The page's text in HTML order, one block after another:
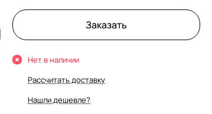
Заказать
Нет в наличии
Рассчитать доставку
Нашли дешевле?